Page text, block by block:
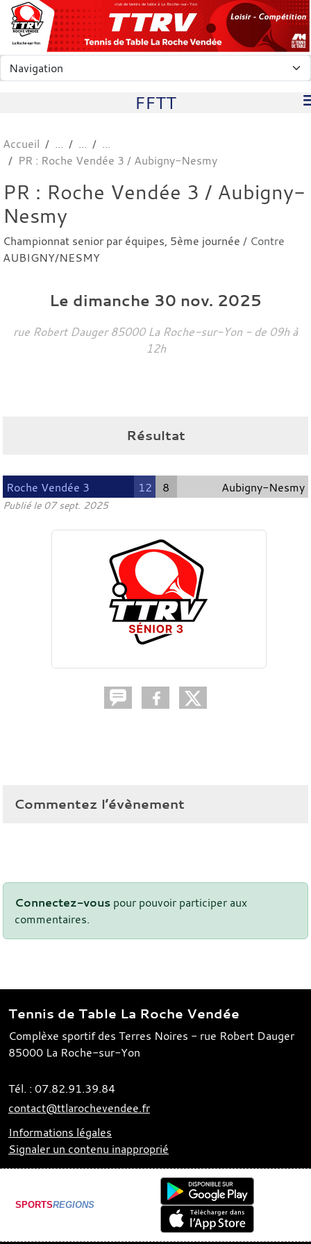
club de tennis de table à La Roche-sur-Yon
FFTT
Accueil
PR : Roche Vendée 3 / Aubigny-Nesmy
PR : Roche Vendée 3 / Aubigny-
Nesmy
Championnat senior par équipes, 5ème journée / Contre
AUBIGNY/NESMY
Le dimanche 30 nov. 2025
rue Robert Dauger 85000 La Roche-sur-Yon - de 09h à
12h
Résultat
Roche Vendée 3 12 8 Aubigny-Nesmy
Publié le 07 sept. 2025
Commentez l’évènement
Connectez-vous pour pouvoir participer aux
commentaires.
Tennis de Table La Roche Vendée
Complèxe sportif des Terres Noires - rue Robert Dauger
85000 La Roche-sur-Yon
Tél. : 07.82.91.39.84
contact@ttlarochevendee.fr
Informations légales
Signaler un contenu inapproprié
SPORTSREGIONS
Panneau de gestion des cookies